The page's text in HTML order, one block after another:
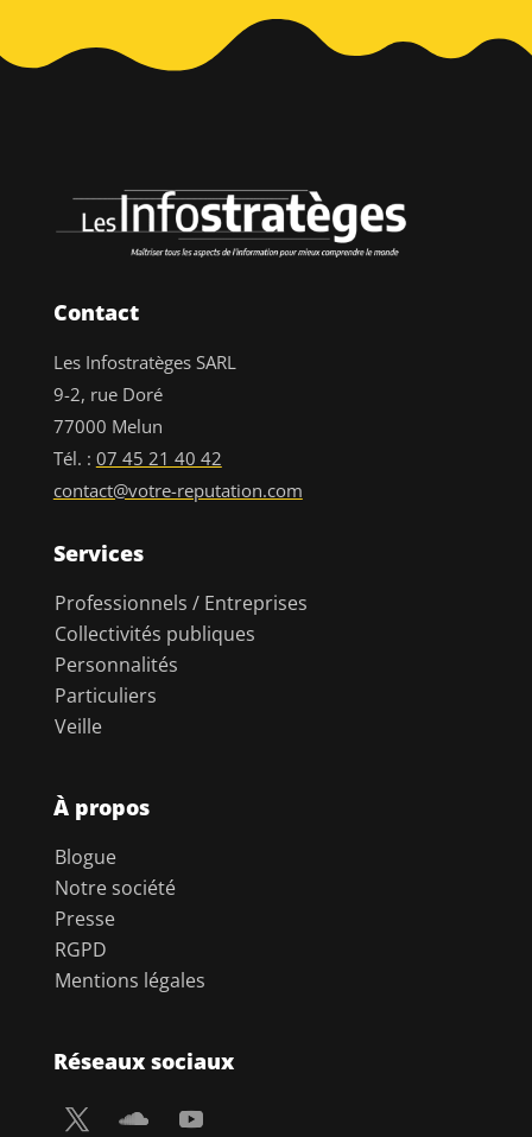
Contact
Les Infostratèges SARL
9-2, rue Doré
77000 Melun
Tél. : 07 45 21 40 42
contact@votre-reputation.com
Services
Professionnels / Entreprises
Collectivités publiques
Personnalités
Particuliers
Veille
À propos
Blogue
Notre société
Presse
RGPD
Mentions légales
Réseaux sociaux